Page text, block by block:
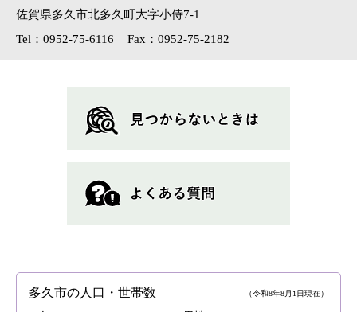
佐賀県多久市北多久町大字小侍7-1
Tel：0952-75-6116
Fax：0952-75-2182
多久市の人口・世帯数 （令和8年8月1日現在）